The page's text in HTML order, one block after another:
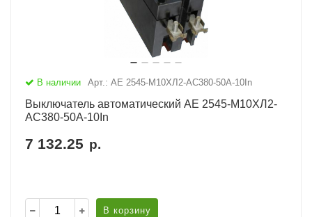
В наличии Арт.: АЕ 2545-М10ХЛ2-AC380-50А-10In
Выключатель автоматический АЕ 2545-М10ХЛ2-
AC380-50А-10In
7 132.25 р.
В корзину